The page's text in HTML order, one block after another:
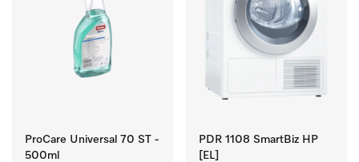
ProCare Universal 70 ST -
500ml
PDR 1108 SmartBiz HP
[EL]